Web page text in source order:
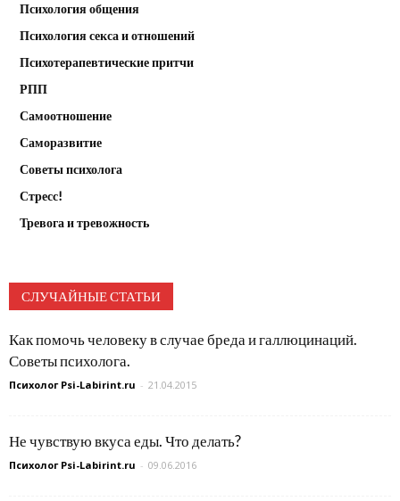
Психология общения
Психология секса и отношений
Психотерапевтические притчи
РПП
Самоотношение
Саморазвитие
Советы психолога
Стресс!
Тревога и тревожность
СЛУЧАЙНЫЕ СТАТЬИ
Как помочь человеку в случае бреда и галлюцинаций.
Советы психолога.
Психолог Psi-Labirint.ru - 21.04.2015
Не чувствую вкуса еды. Что делать?
Психолог Psi-Labirint.ru - 09.06.2016